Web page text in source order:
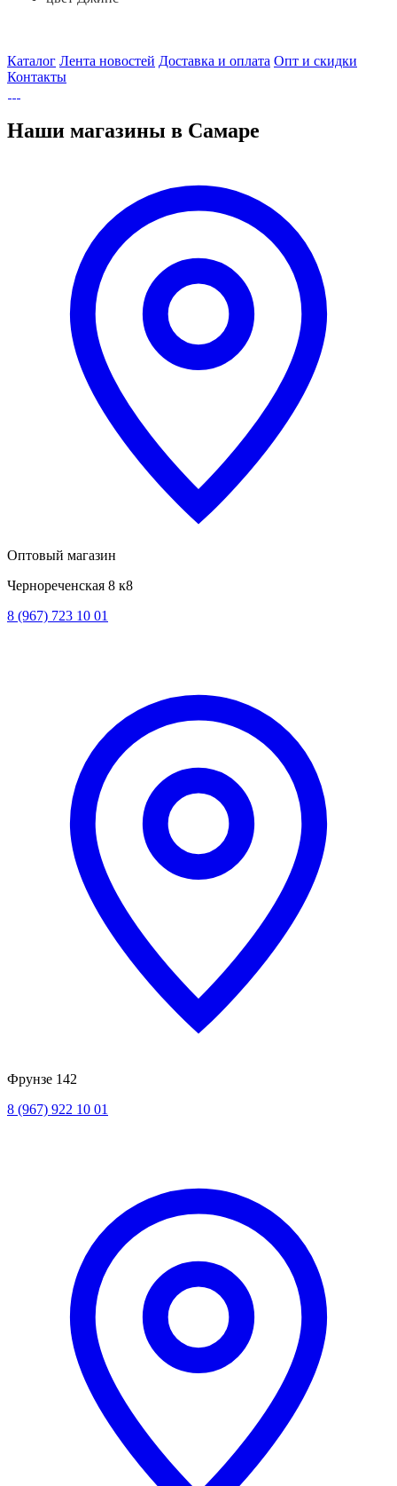
Каталог Лента новостей Доставка и оплата Опт и скидки
Контакты
Наши магазины в Самаре
Оптовый магазин
Чернореченская 8 к8
8 (967) 723 10 01
Фрунзе 142
8 (967) 922 10 01